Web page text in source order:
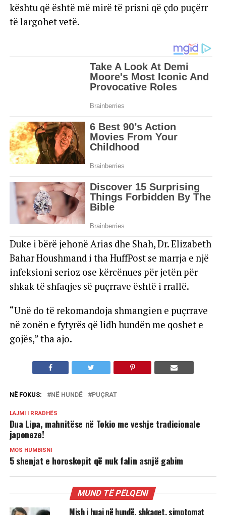
kështu që është më mirë të prisni që çdo puçërr
të largohet vetë.
Duke i bërë jehonë Arias dhe Shah, Dr. Elizabeth
Bahar Houshmand i tha HuffPost se marrja e një
infeksioni serioz ose kërcënues për jetën për
shkak të shfaqjes së puçrrave është i rrallë.
“Unë do të rekomandoja shmangien e puçrrave
në zonën e fytyrës që lidh hundën me qoshet e
gojës,” tha ajo.
NË FOKUS: NË HUNDË PUÇRAT
LAJMI I RRADHËS
Dua Lipa, mahnitëse në Tokio me veshje tradicionale
japoneze!
MOS HUMBISNI
5 shenjat e horoskopit që nuk falin asnjë gabim
MUND TË PËLQENI
Mish i huaj në hundë, shkaqet, simptomat